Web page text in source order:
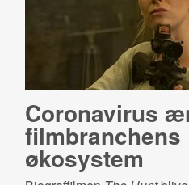
Coronavirus
filmbranchens
økosystem